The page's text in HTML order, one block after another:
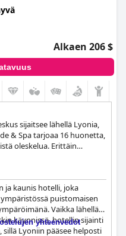
Alkaen 206 $
sijaitsee lähellä Lyonia,
& Spa tarjoaa 16 huonetta,
oleskelua. Erittäin
ja kaunis hotelli, joka
puistomaisen
Vaikka lähellä
käynnissä, hotellin sijainti
Lyoniin pääsee helposti
yhteenvedot